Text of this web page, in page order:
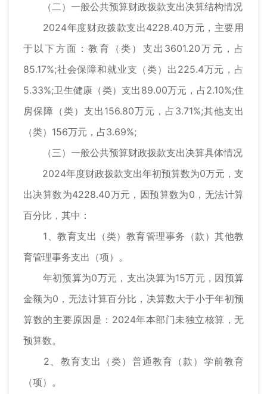
（二）一般公共预算财政拨款支出决算结构情况
2024年度财政拨款支出4228.40万元，主要用
于以下方面：教育（类）支出3601.20万元，占
85.17%;社会保障和就业支（类）出225.4万元，占
5.33%;卫生健康（类）支出89.00万元，占2.10%;住
房保障（类）支出156.80万元，占3.71%;其他支出
（类）156万元，占3.69%;
（三）一般公共预算财政拨款支出决算具体情况
2024年度财政拨款支出年初预算数为0万元，支
出决算数为4228.40万元，因预算数为0，无法计算
百分比，其中：
1、教育支出（类）教育管理事务（款）其他教
育管理事务支出（项）。
年初预算为0万元，支出决算为15万元，因预算
金额为0，无法计算百分比，决算数大于小于年初预
算数的主要原因是：2024年本部门未独立核算，无
预算数。
2、教育支出（类）普通教育（款）学前教育
（项）。